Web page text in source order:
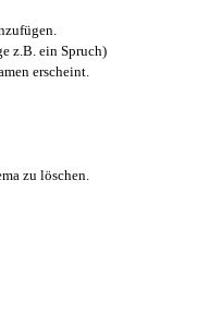
z.B. ein Spruch)
erscheint.
zu löschen.